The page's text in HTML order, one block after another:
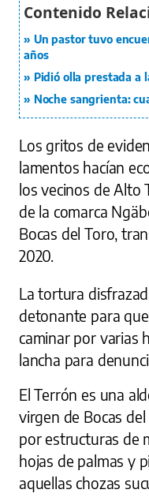
Un pastor tuvo
años
Pidió olla prestada a
Noche sangrienta:
Los gritos de
lamentos hacían
los vecinos de Alto
de la comarca
Bocas del Toro,
2020.
La tortura
detonante para
caminar por varias
lancha para
El Terrón es una
virgen de Bocas
por estructuras de
hojas de palmas y
aquellas chozas